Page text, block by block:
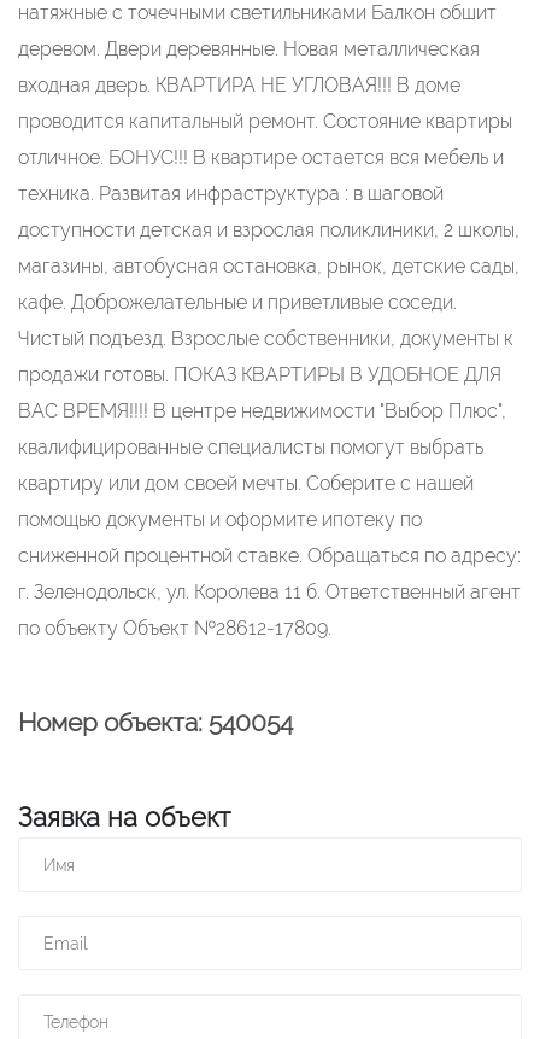
натяжные с точечными светильниками Балкон обшит
деревом. Двери деревянные. Новая металлическая
входная дверь. КВАРТИРА НЕ УГЛОВАЯ!!! В доме
проводится капитальный ремонт. Состояние квартиры
отличное. БОНУС!!! В квартире остается вся мебель и
техника. Развитая инфраструктура : в шаговой
доступности детская и взрослая поликлиники, 2 школы,
магазины, автобусная остановка, рынок, детские сады,
кафе. Доброжелательные и приветливые соседи.
Чистый подъезд. Взрослые собственники, документы к
продажи готовы. ПОКАЗ КВАРТИРЫ В УДОБНОЕ ДЛЯ
ВАС ВРЕМЯ!!!! В центре недвижимости "Выбор Плюс",
квалифицированные специалисты помогут выбрать
квартиру или дом своей мечты. Соберите с нашей
помощью документы и оформите ипотеку по
сниженной процентной ставке. Обращаться по адресу:
г. Зеленодольск, ул. Королева 11 б. Ответственный агент
по объекту Объект №28612-17809.
Номер объекта: 540054
Заявка на объект